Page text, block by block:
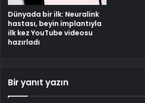
Dünyada bir ilk: Neuralink
hastası, beyin implantıyla
ilk kez YouTube videosu
hazırladı
Bir yanıt yazın